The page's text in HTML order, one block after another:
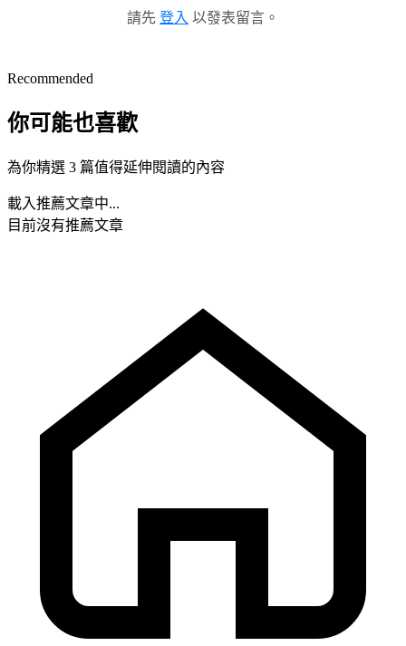
請先 登入 以發表留言。
Recommended
你可能也喜歡
為你精選 3 篇值得延伸閱讀的內容
載入推薦文章中...
目前沒有推薦文章